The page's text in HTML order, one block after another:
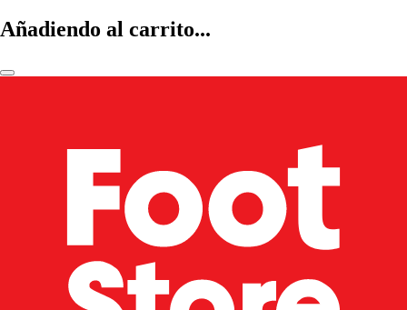
Añadiendo al carrito...